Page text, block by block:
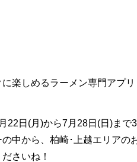
楽しめるラーメン専門アプリ
22日(月)から7月28日(日)ま
中から、柏崎･上越エリア
さいね！